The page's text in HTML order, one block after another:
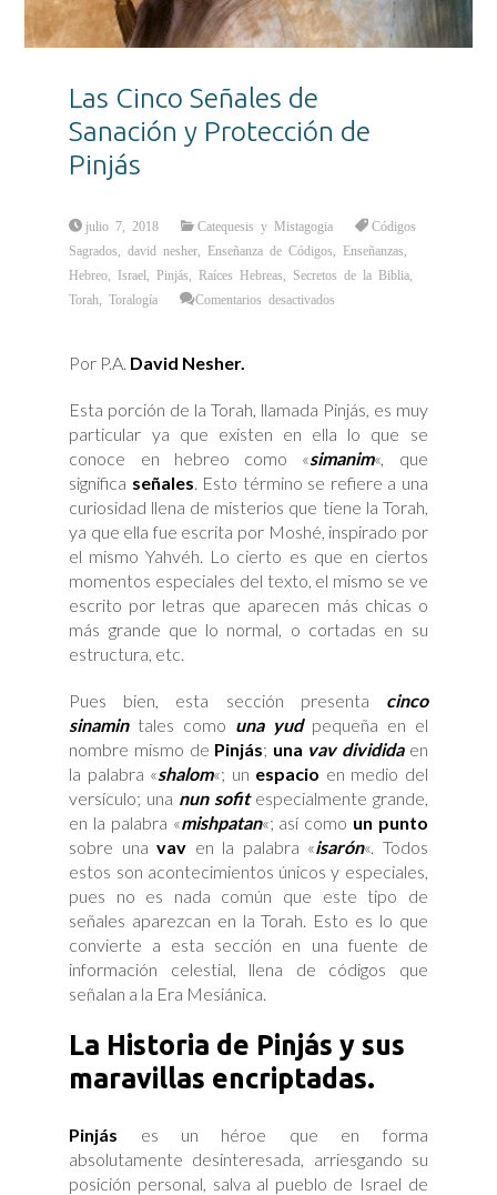
Las Cinco Señales de
Sanación y Protección de
Pinjás
julio 7, 2018 Catequesis y Mistagogia
Códigos
Sagrados
,david nesher Enseñanza de Códigos Enseñanzas
Hebreo
Israel Pinjás Raíces Hebreas Secretos de la Biblia
Torah
,Toralogía Comentarios desactivados
Pinjás
Por P.A. David Nesher.
Esta porción de la Torah, llamada Pinjás, es muy
particular ya que existen en ella lo que se
conoce en hebreo como «simanim«, que
significa señales . Esto término se refiere a una
curiosidad llena de misterios que tiene la Torah,
ya que ella fue escrita por Moshé, inspirado por
el mismo Yahvéh. Lo cierto es que en ciertos
momentos especiales del texto, el mismo se ve
escrito por letras que aparecen más chicas o
más grande que lo normal, o cortadas en su
estructura, etc.
Pues bien, esta sección presenta cinco
sinamintales como una yudpequeña en el
nombre mismo de Pinjás; una vav divididaen
la palabra «shalom«; un espacio en medio del
versículo; una nun sofitespecialmente grande,
en la palabra «mishpatan«; así como un punto
sobre unavav en la palabra «isarón«. Todos
estos son acontecimientos únicos y especiales,
pues no es nada común que este tipo de
señales aparezcan en la Torah. Esto es lo que
convierte a esta sección en una fuente de
información celestial, llena de códigos que
señalan a la Era Mesiánica.
La Historia de Pinjás y sus
maravillas encriptadas.
Pinjás es un héroe que en forma
absolutamente desinteresada, arriesgando su
posición personal, salva al pueblo de Israel de